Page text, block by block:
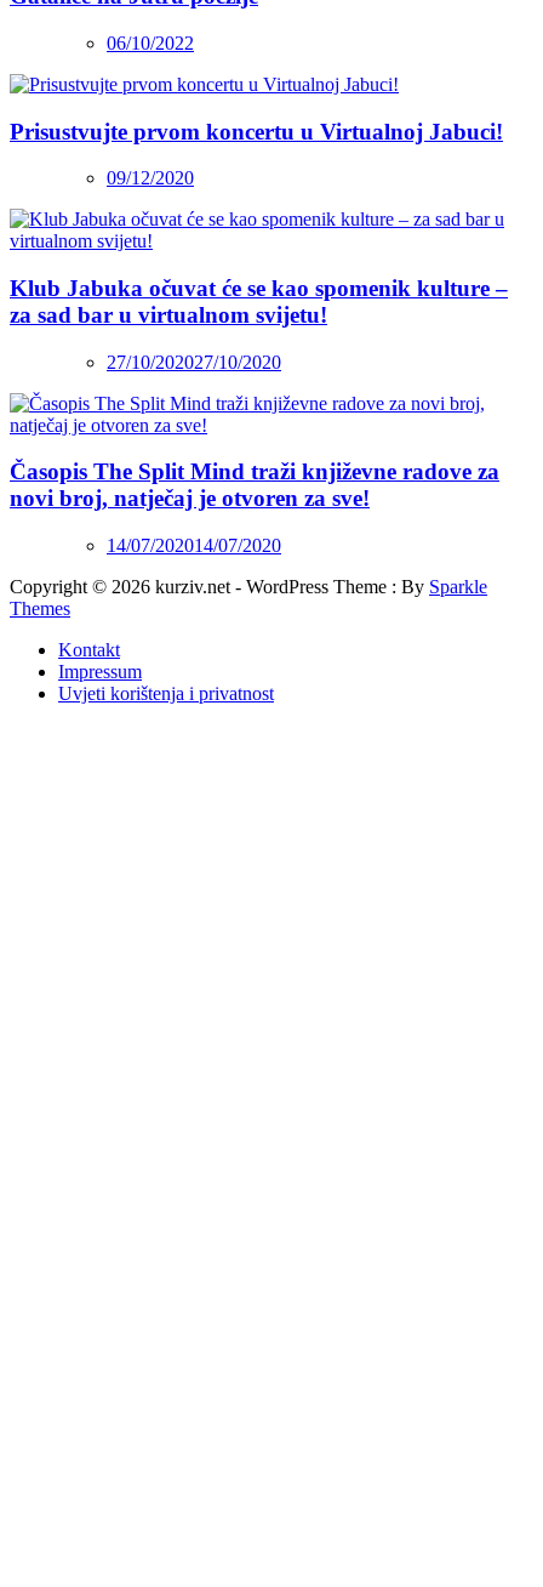
06/10/2022
Prisustvujte prvom koncertu u Virtualnoj Jabuci!
09/12/2020
Klub Jabuka očuvat će se kao spomenik kulture –
za sad bar u virtualnom svijetu!
27/10/202027/10/2020
Časopis The Split Mind traži književne radove za
novi broj, natječaj je otvoren za sve!
14/07/202014/07/2020
Copyright © 2026 kurziv.net - WordPress Theme : By Sparkle
Themes
Kontakt
Impressum
Uvjeti korištenja i privatnost